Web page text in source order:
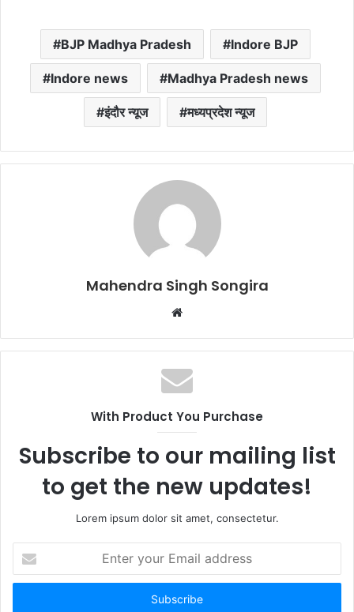
BJP Madhya Pradesh Indore BJP
Indore news Madhya Pradesh news
इंदौर न्यूज मध्यप्रदेश न्यूज
Mahendra Singh Songira
Website
With Product You Purchase
Subscribe to our mailing list
to get the new updates!
Lorem ipsum dolor sit amet, consectetur.
your
Email